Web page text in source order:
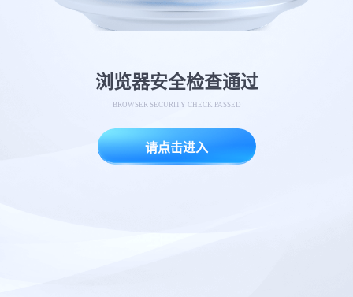
浏览器安全检查通过
BROWSER SECURITY CHECK PASSED
请点击进入